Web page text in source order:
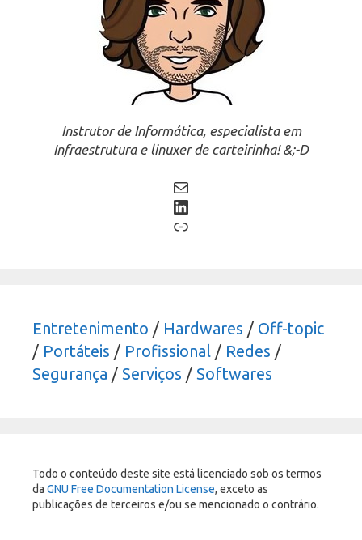
Instrutor de Informática, especialista em
Infraestrutura e linuxer de carteirinha! &;-D
Mail
LinkedIn
Link
Entretenimento / Hardwares / Off-topic
/ Portáteis / Profissional / Redes /
Segurança / Serviços / Softwares
Todo o conteúdo deste site está licenciado sob os termos
da GNU Free Documentation License, exceto as
publicações de terceiros e/ou se mencionado o contrário.